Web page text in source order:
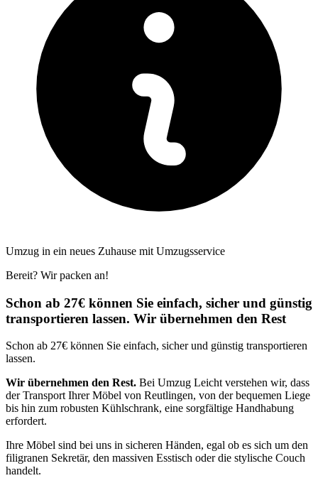
Umzug in ein neues Zuhause mit Umzugsservice
Bereit? Wir packen an!
Schon ab 27€ können Sie einfach, sicher und günstig
transportieren lassen. Wir übernehmen den Rest
Schon ab 27€ können Sie einfach, sicher und günstig transportieren
lassen.
Wir übernehmen den Rest. Bei Umzug Leicht verstehen wir, dass
der Transport Ihrer Möbel von Reutlingen, von der bequemen Liege
bis hin zum robusten Kühlschrank, eine sorgfältige Handhabung
erfordert.
Ihre Möbel sind bei uns in sicheren Händen, egal ob es sich um den
filigranen Sekretär, den massiven Esstisch oder die stylische Couch
handelt.